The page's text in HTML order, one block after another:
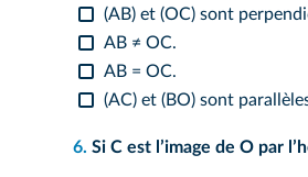
(AB) et (OC) sont
AB ≠ OC.
AB = OC.
(AC) et (BO) sont
6. Si C est lʼimage de O par